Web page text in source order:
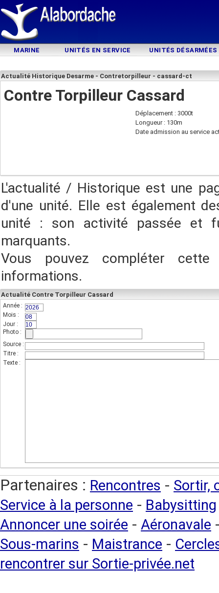
MARINE UNITÉS EN SERVICE UNITÉS DÉSARMÉES
Actualité Historique Desarme - Contretorpilleur - cassard-ct
Contre Torpilleur Cassard
Déplacement : 3000t
Longueur : 130m
Date admission au service
L'actualité / Historique est une
d'une unité. Elle est également
unité : son activité passée et
marquants.
Vous pouvez compléter
informations.
Actualité Contre Torpilleur Cassard
Année :
Mois :
Jour :
Photo :
Source :
Titre :
Texte :
Partenaires : Rencontres - Sortir,
Service à la personne - Babysitting
Annoncer une soirée - Aéronavale
Sous-marins - Maistrance -
rencontrer sur Sortie-privée.net